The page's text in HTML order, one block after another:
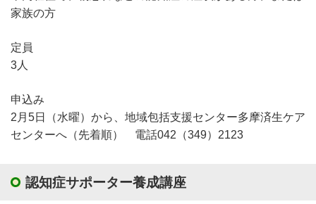
家族の方
定員
3人
申込み
2月5日（水曜）から、地域包括支援センター多摩済生ケア
センターへ（先着順） 電話042（349）2123
認知症サポーター養成講座